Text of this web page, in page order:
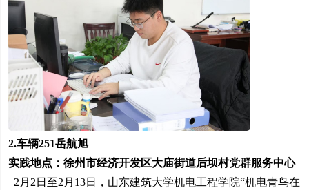
2.车辆251岳航旭
实践地点： 徐州市经济开发区大庙街道后坝村党群服务中心
2月2日至2月13日，山东建筑大学机电工程学院“机电青鸟在